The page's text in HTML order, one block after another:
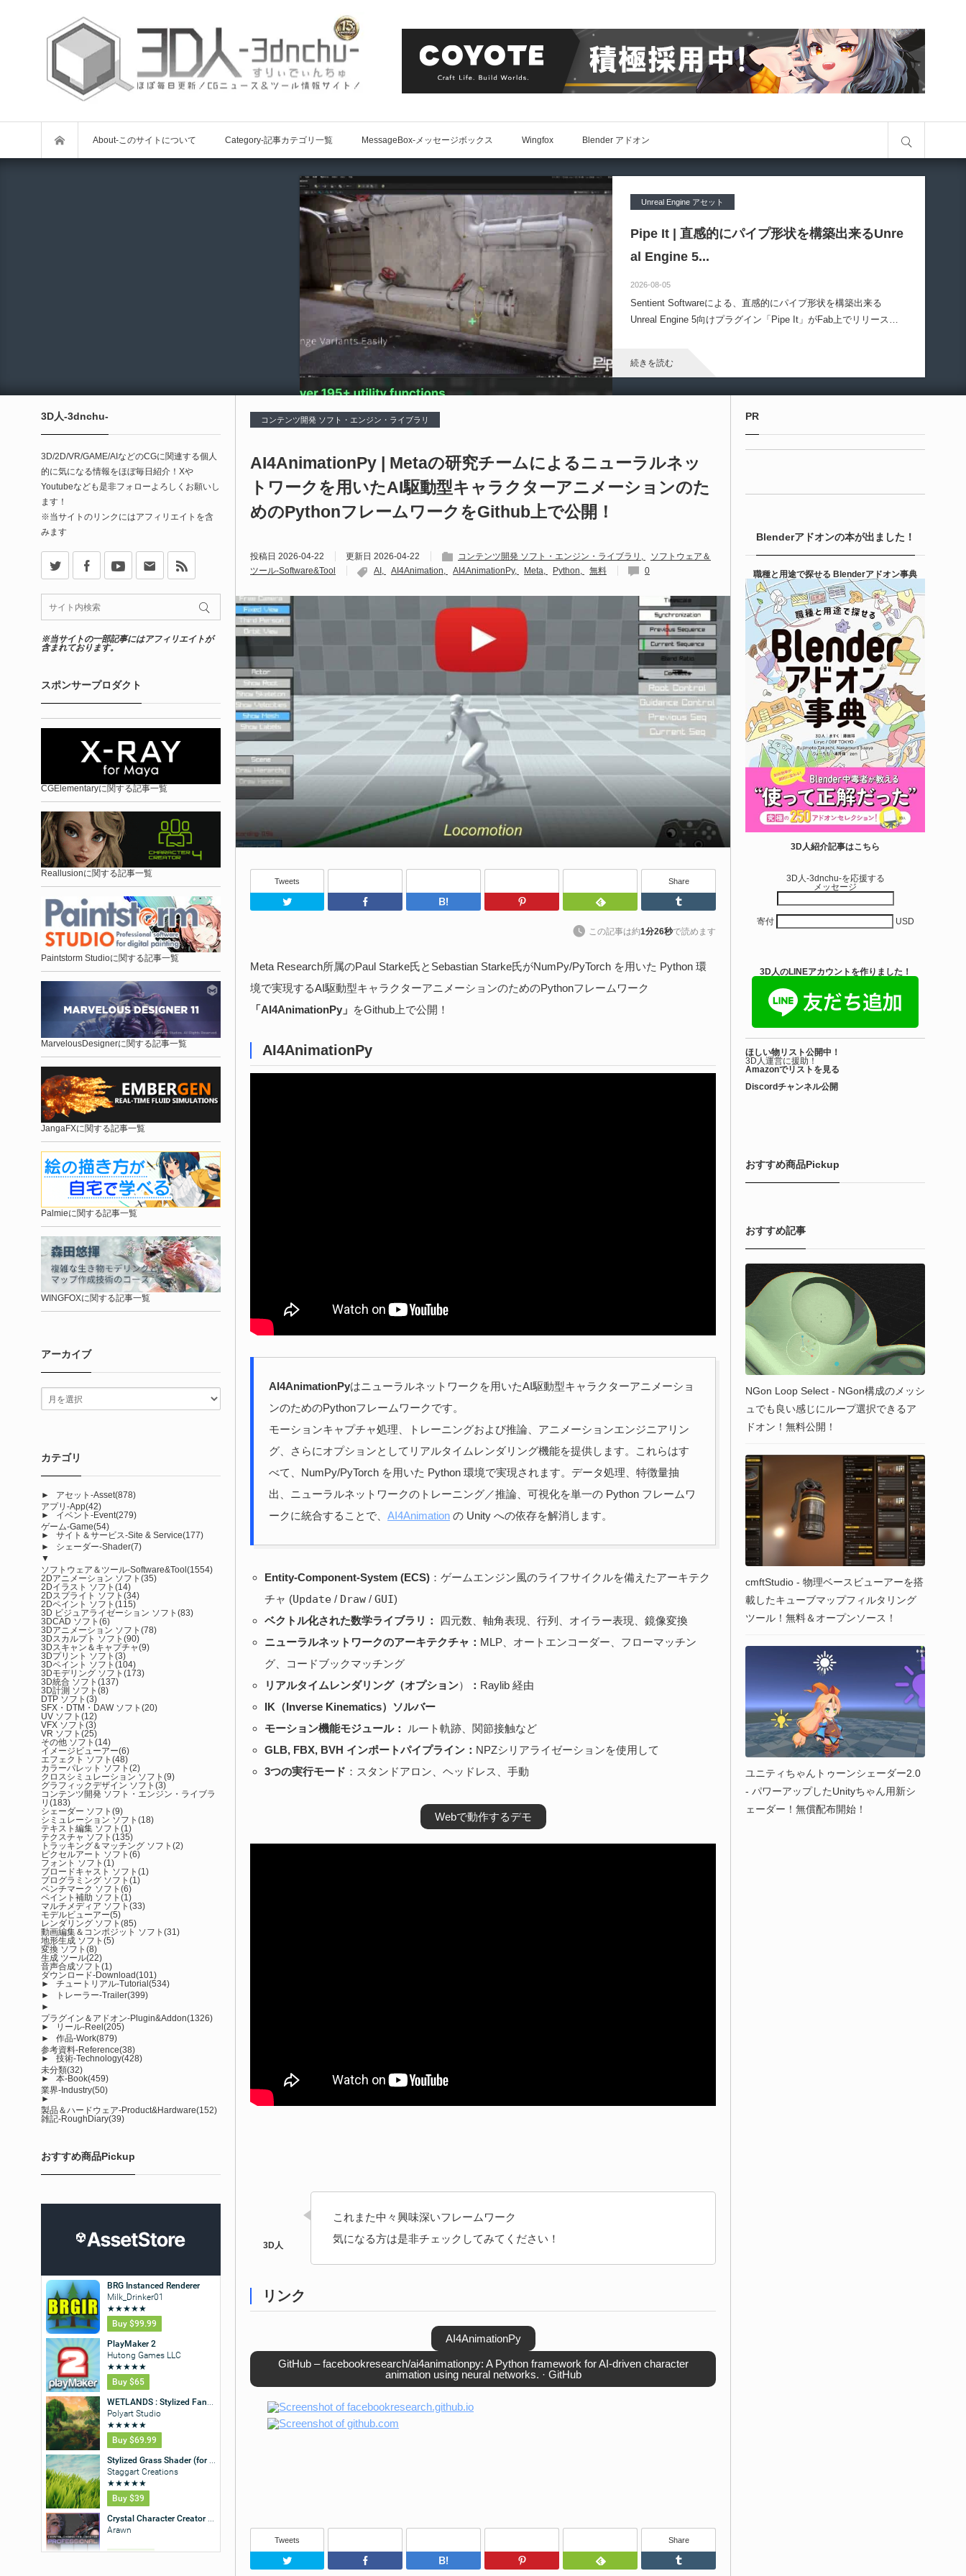
About-このサイトについて Category-記事カテゴリ一覧 MessageBox-メッセージボックス Wingfox Blender アドオン
Unreal Engine アセット
Pipe It | 直感的にパイプ形状を構築出来るUnre
al Engine 5...
2026-08-05
Sentient Softwareによる、直感的にパイプ形状を構築出来る
Unreal Engine 5向けプラグイン「Pipe It」がFab上でリリースさ
続きを読む
Directive Utilities | ブループリントライブラリ
やエディタス...
2026-08-03
スの Unreal Engine プラグインです。FabとGithub上で無料公開さ
れています！
続きを読む
Unity 本
Unityエフェクトレシピブック パーツを組み合
わせて作れる | ktk.kum...
2026-08-03
ktk.kumamoto氏によるUnity向けエフェクト教本「Unityエフェク
トレシピブック パーツを組み合わせて作れる」が2026年7月13日
に翔泳社から発売されています！
続きを読む
アセット-Asset
SiroinoSotai | 完全無料＆CC0 で商用利用OK
アバターモデラーの しろいの氏（@SiroinoWorks）が以前から進
捗共有を行っていた素体モデル「SironoSotai」をリリースしまし
続きを読む
Bioform | 現役臨床医の3DCGアーティストが
実際の解剖学に基づいて構築...
コンテンツ開発 ソフト・エンジン・ライブラリ
AI4AnimationPy | Metaの研究チームによるニューラルネッ
トワークを用いたAI駆動型キャラクターアニメーションのた
めのPythonフレームワークをGithub上で公開！
投稿日 2026-04-22 更新日 2026-04-22 コンテンツ開発 ソフト・エンジン・ライブラリ
ソフトウェア＆
ツール-Software&Tool
AI AI4Animation AI4AnimationPy Meta Python 無料 0
Tweets
Twitter Facebook はてなブックマークPinterest Feedly
Share
Tumblr
この記事は約1分26秒で読めます
Meta Research所属のPaul Starke氏とSebastian Starke氏がNumPy/PyTorch を用いた Python 環
境で実現するAI駆動型キャラクターアニメーションのためのPythonフレームワーク
「AI4AnimationPy」 をGithub上で公開！
AI4AnimationPy
AI4AnimationPyはニューラルネットワークを用いたAI駆動型キャラクターアニメーショ
ンのためのPythonフレームワークです。
モーションキャプチャ処理、トレーニングおよび推論、アニメーションエンジニアリン
グ、さらにオプションとしてリアルタイムレンダリング機能を提供します。これらはす
べて、NumPy/PyTorch を用いた Python 環境で実現されます。データ処理、特徴量抽
出、ニューラルネットワークのトレーニング／推論、可視化を単一の Python フレームワ
ークに統合することで、 AI4Animation の Unity への依存を解消します。
Entity-Component-System (ECS)：ゲームエンジン風のライフサイクルを備えたアーキテク
チャ (Update/ Draw/ GUI)
ベクトル化された数学ライブラリ：
四元数、軸角表現、行列、オイラー表現、鏡像変換
ニューラルネットワークのアーキテクチャ： MLP、オートエンコーダー、フローマッチン
グ、コードブックマッチング
リアルタイムレンダリング（オプション） ： Raylib 経由
IK（Inverse Kinematics）ソルバー
モーション機能モジュール：
ルート軌跡、関節接触など
GLB, FBX, BVH インポートパイプライン： NPZシリアライゼーションを使用して
3つの実行モード ：スタンドアロン、ヘッドレス、手動
Webで動作するデモ
これまた中々興味深いフレームワーク
気になる方は是非チェックしてみてください！
リンク
AI4AnimationPy
GitHub – facebookresearch/ai4animationpy: A Python framework for AI-driven character
animation using neural networks. · GitHub
Tweets
Twitter Facebook はてなブックマークPinterest Feedly
Share
3D人-3dnchu-
3D/2D/VR/GAME/AIなどのCGに関連する個人
的に気になる情報をほぼ毎日紹介！Xや
Youtubeなども是非フォローよろしくお願いし
ます！
※当サイトのリンクにはアフィリエイトを含
みます
※当サイトの一部記事にはアフィリエイトが
含まれております。
スポンサープロダクト
CGElementaryに関する記事一覧
Reallusionに関する記事一覧
Paintstorm Studioに関する記事一覧
MarvelousDesignerに関する記事一覧
JangaFXに関する記事一覧
Palmieに関する記事一覧
WINGFOXに関する記事一覧
アーカイブ
カテゴリ
► アセット-Asset(878)
アプリ-App(42)
►
イベント-Event(279)
ゲーム-Game(54)
►
サイト＆サービス-Site & Service(177)
►
シェーダー-Shader(7)
▼
ソフトウェア＆ツール-Software&Tool(1554)
2Dアニメーション ソフト (35)
2Dイラスト ソフト (14)
2Dスプライト ソフト (34)
2Dペイント ソフト (115)
3D ビジュアライゼーション ソフト (83)
3DCAD ソフト (6)
3Dアニメーション ソフト (78)
3Dスカルプト ソフト (90)
3Dスキャン＆キャプチャ(9)
3Dプリント ソフト (3)
3Dペイント ソフト (104)
3Dモデリング ソフト (173)
3D統合 ソフト (137)
3D計測 ソフト (8)
DTP ソフト (3)
SFX・DTM・DAW ソフト (20)
UV ソフト (12)
VFX ソフト (3)
VR ソフト (25)
その他 ソフト (14)
イメージビューアー(6)
エフェクト ソフト (48)
カラーパレット ソフト (2)
クロスシミュレーション ソフト (9)
グラフィックデザイン ソフト (3)
コンテンツ開発 ソフト・エンジン・ライブラ
リ (183)
シェーダー ソフト (9)
シミュレーション ソフト (18)
テキスト編集 ソフト (1)
テクスチャ ソフト (135)
トラッキング＆マッチング ソフト (2)
ピクセルアート ソフト (6)
フォント ソフト (1)
ブロードキャスト ソフト (1)
プログラミング ソフト (1)
ベンチマーク ソフト (6)
ペイント補助 ソフト (1)
マルチメディア ソフト (33)
モデルビューアー(5)
レンダリング ソフト (85)
動画編集＆コンポジット ソフト (31)
地形生成 ソフト (5)
変換 ソフト (8)
生成 ツール(22)
音声合成ソフト (1)
ダウンロード-Download(101)
►
チュートリアル-Tutorial(534)
►
トレーラー-Trailer(399)
►
プラグイン＆アドオン-Plugin&Addon(1326)
►
リール-Reel(205)
►
作品-Work(879)
参考資料-Reference(38)
►
技術-Technology(428)
未分類(32)
►
本-Book(459)
業界-Industry(50)
►
製品＆ハードウェア-Product&Hardware(152)
雑記-RoughDiary(39)
おすすめ商品Pickup
PR
Blenderアドオンの本が出ました！
職種と用途で探せる Blenderアドオン事典
3D人紹介記事はこちら
3D人-3dnchu-を応援する
メッセージ
寄付 USD
3D人のLINEアカウントを作りました！
ほしい物リスト公開中！
3D人運営に援助！
Amazonでリストを見る
Discordチャンネル公開
おすすめ商品Pickup
おすすめ記事
NGon Loop Select - NGon構成のメッシ
ュでも良い感じにループ選択できるア
ドオン！無料公開！
cmftStudio - 物理ベースビューアーを搭
載したキューブマップフィルタリング
ツール！無料＆オープンソース！
ユニティちゃんトゥーンシェーダー2.0
- パワーアップしたUnityちゃん用新シ
ェーダー！無償配布開始！